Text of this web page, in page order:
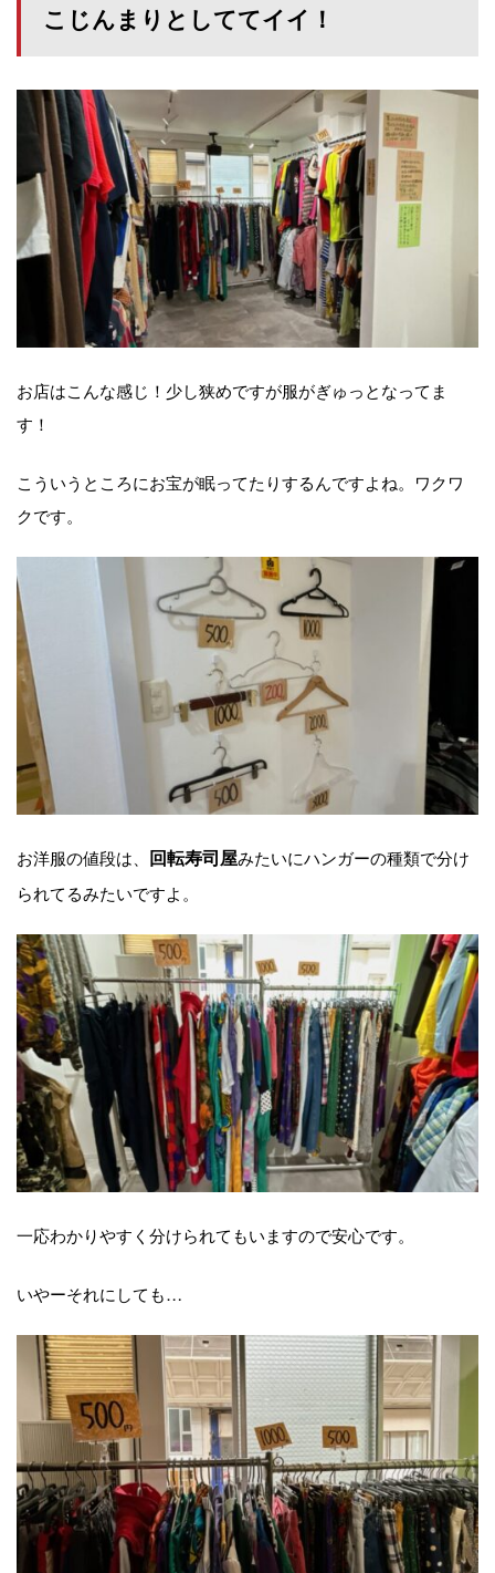
こじんまりとしててイイ！
お店はこんな感じ！少し狭めですが服がぎゅっとなってま
す！
こういうところにお宝が眠ってたりするんですよね。ワクワ
クです。
お洋服の値段は、 回転寿司屋みたいにハンガーの種類で分け
られてるみたいですよ。
一応わかりやすく分けられてもいますので安心です。
いやーそれにしても…